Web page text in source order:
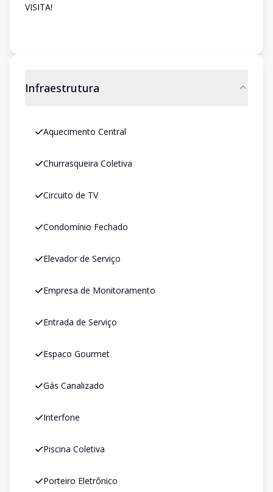
VISITA!
Infraestrutura
Aquecimento Central
Churrasqueira Coletiva
Circuito de TV
Condomínio Fechado
Elevador de Serviço
Empresa de Monitoramento
Entrada de Serviço
Espaco Gourmet
Gás Canalizado
Interfone
Piscina Coletiva
Porteiro Eletrônico